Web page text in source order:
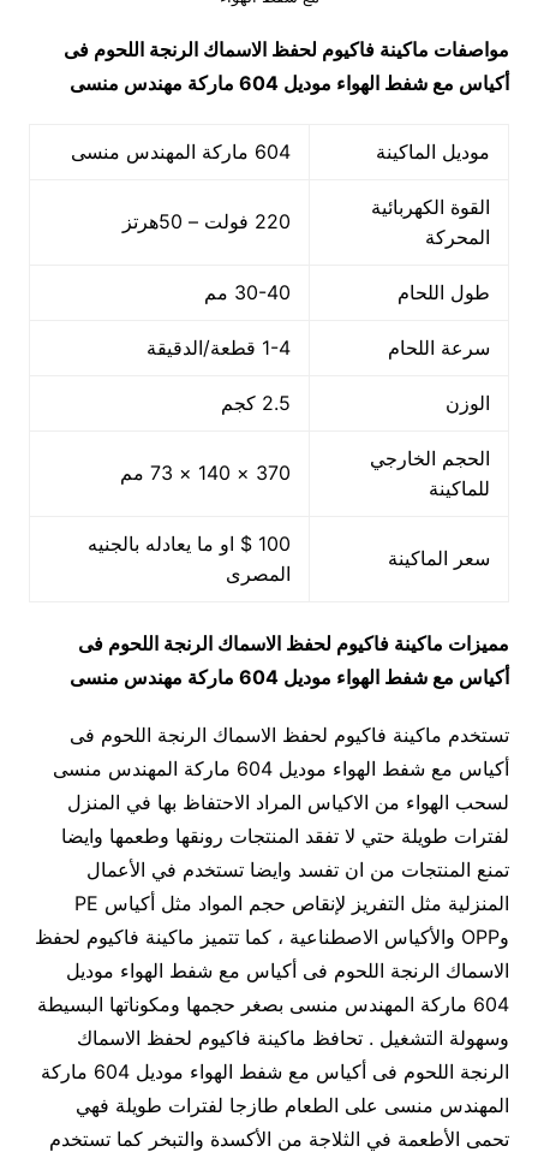
مواصفات ماكينة فاكيوم لحفظ الاسماك الرنجة اللحوم فى
أكياس مع شفط الهواء موديل 604 ماركة مهندس منسى
موديل الماكينة 604 ماركة المهندس منسى
القوة الكهربائية
المحركة
220 فولت – 50هرتز
طول اللحام 30-40 مم
سرعة اللحام 1-4 قطعة/الدقيقة
الوزن 2.5 كجم
الحجم الخارجي
للماكينة
370 × 140 × 73 مم
سعر الماكينة
100 $ او ما يعادله بالجنيه
المصرى
مميزات ماكينة فاكيوم لحفظ الاسماك الرنجة اللحوم فى
أكياس مع شفط الهواء موديل 604 ماركة مهندس منسى
تستخدم ماكينة فاكيوم لحفظ الاسماك الرنجة اللحوم فى
أكياس مع شفط الهواء موديل 604 ماركة المهندس منسى
لسحب الهواء من الاكياس المراد الاحتفاظ بها في المنزل
لفترات طويلة حتي لا تفقد المنتجات رونقها وطعمها وايضا
تمنع المنتجات من ان تفسد وايضا تستخدم في الأعمال
المنزلية مثل التفريز لإنقاص حجم المواد مثل أكياس PE
وOPP والأكياس الاصطناعية ، كما تتميز ماكينة فاكيوم لحفظ
الاسماك الرنجة اللحوم فى أكياس مع شفط الهواء موديل
604 ماركة المهندس منسى بصغر حجمها ومكوناتها البسيطة
وسهولة التشغيل . تحافظ ماكينة فاكيوم لحفظ الاسماك
الرنجة اللحوم فى أكياس مع شفط الهواء موديل 604 ماركة
المهندس منسى على الطعام طازجا لفترات طويلة فهي
تحمى الأطعمة في الثلاجة من الأكسدة والتبخر كما تستخدم